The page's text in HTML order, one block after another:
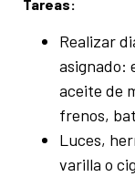
Tareas:
Realizar
asignado:
aceite de
frenos,
Luces,
varilla o